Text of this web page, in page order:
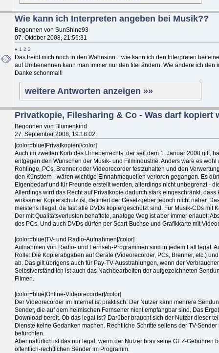
Wie kann ich Interpreten angeben bei Musik??
Begonnen von SunShine93
07. Oktober 2008, 21:56:31
« 1 2 3
Das treibt mich noch in den Wahnsinn... wie kann ich den Interpreten bei
auf Umbenennen kann man immer nur den titel ändern. Wie ändere ich den
Danke schonmal!!
weitere Antworten anzeigen »»
Privatkopie, Filesharing & Co - Was darf kopiert
Begonnen von Blumenkind
27. September 2008, 19:18:02
[color=blue]Privatkopien[/color]
Auch im zweiten Korb des Urheberrechts, der seit dem 1. Januar 2008 gilt,
entgegen den Wünschen der Musik- und Filmindustrie. Anders wäre es
Rohlinge, PCs, Brenner oder Videorecorder festzuhalten und den
den Künstlern - wären wichtige Einnahmequellen verloren gegangen. Es
Eigenbedarf und für Freunde erstellt werden, allerdings nicht unbegrenzt -
Allerdings wird das Recht auf Privatkopie dadurch stark eingeschränkt,
wirksamer Kopierschutz ist, definiert der Gesetzgeber jedoch nicht näher.
meistens illegal, da fast alle DVDs kopiergeschützt sind. Für Musik-CDs mit
Der mit Qualitätsverlusten behaftete, analoge Weg ist aber immer erlaubt:
des PCs. Und auch DVDs dürfen per Scart-Buchse und Grafikkarte mit
[color=blue]TV- und Radio-Aufnahmen[/color]
Aufnahmen von Radio- und Fernseh-Programmen sind in jedem Fall legal.
Rolle: Die Kopierabgaben auf Geräte (Videorecorder, PCs, Brenner, etc.)
ab. Das gilt übrigens auch für Pay-TV-Ausstrahlungen, wenn der
Selbstverständlich ist auch das Nachbearbeiten der aufgezeichneten
Filmen.
[color=blue]Online-Videorecorder[/color]
Der Videorecorder im Internet ist praktisch: Der Nutzer kann mehrere
Sender, die auf dem heimischen Fernseher nicht empfangbar sind. Das
Download bereit. Ob das legal ist? Darüber braucht sich der Nutzer dieser
Dienste keine Gedanken machen. Rechtliche Schritte seitens der TV-
befürchten.
Aber natürlich ist das nur legal, wenn der Nutzer brav seine GEZ-
öffentlich-rechtlichen Sender im Programm.